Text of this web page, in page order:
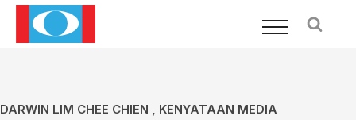
DARWIN LIM CHEE CHIEN , KENYATAAN MEDIA